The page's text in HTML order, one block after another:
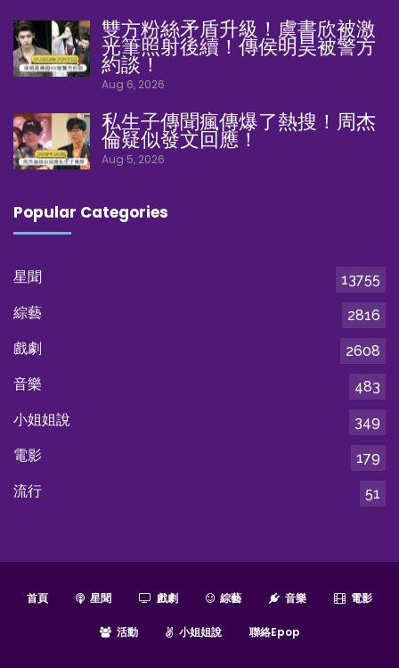
雙方粉絲矛盾升級！虞書欣被激
光筆照射後續！傳侯明昊被警方
約談！
Aug 6, 2026
私生子傳聞瘋傳爆了熱搜！周杰
倫疑似發文回應！
Aug 5, 2026
Popular Categories
星聞
13755
綜藝
2816
戲劇
2608
音樂
483
小姐姐說
349
電影
179
流行
51
首頁 星聞 戲劇 綜藝 音樂 電影
活動 小姐姐說 聯絡epop